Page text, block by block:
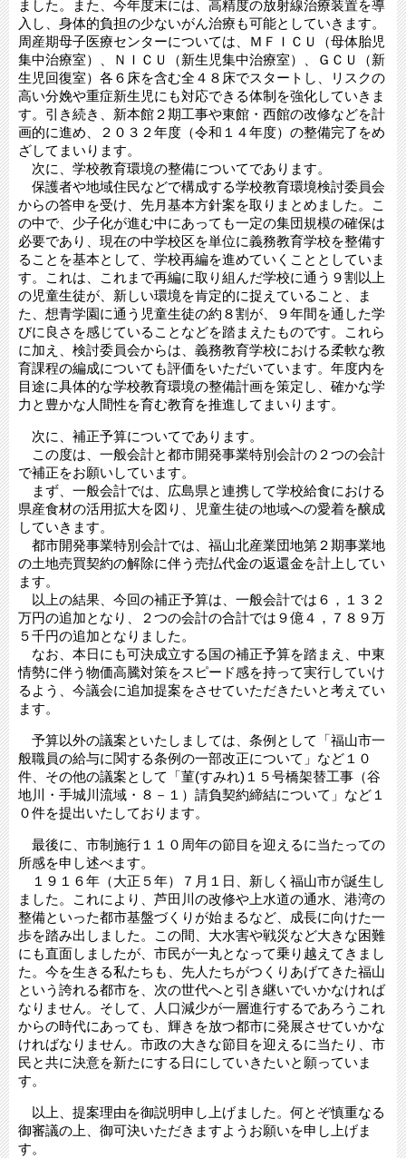
ました。また、今年度末には、高精度の放射線治療装置を導
入し、身体的負担の少ないがん治療も可能としていきます。
周産期母子医療センターについては、ＭＦＩＣＵ（母体胎児
集中治療室）、ＮＩＣＵ（新生児集中治療室）、ＧＣＵ（新
生児回復室）各６床を含む全４８床でスタートし、リスクの
高い分娩や重症新生児にも対応できる体制を強化していきま
す。引き続き、新本館２期工事や東館・西館の改修などを計
画的に進め、２０３２年度（令和１４年度）の整備完了をめ
ざしてまいります。
次に、学校教育環境の整備についてであります。
保護者や地域住民などで構成する学校教育環境検討委員会
からの答申を受け、先月基本方針案を取りまとめました。こ
の中で、少子化が進む中にあっても一定の集団規模の確保は
必要であり、現在の中学校区を単位に義務教育学校を整備す
ることを基本として、学校再編を進めていくこととしていま
す。これは、これまで再編に取り組んだ学校に通う９割以上
の児童生徒が、新しい環境を肯定的に捉えていること、ま
た、想青学園に通う児童生徒の約８割が、９年間を通した学
びに良さを感じていることなどを踏まえたものです。これら
に加え、検討委員会からは、義務教育学校における柔軟な教
育課程の編成についても評価をいただいています。年度内を
目途に具体的な学校教育環境の整備計画を策定し、確かな学
力と豊かな人間性を育む教育を推進してまいります。
次に、補正予算についてであります。
この度は、一般会計と都市開発事業特別会計の２つの会計
で補正をお願いしています。
まず、一般会計では、広島県と連携して学校給食における
県産食材の活用拡大を図り、児童生徒の地域への愛着を醸成
していきます。
都市開発事業特別会計では、福山北産業団地第２期事業地
の土地売買契約の解除に伴う売払代金の返還金を計上してい
ます。
以上の結果、今回の補正予算は、一般会計では６，１３２
万円の追加となり、２つの会計の合計では９億４，７８９万
５千円の追加となりました。
なお、本日にも可決成立する国の補正予算を踏まえ、中東
情勢に伴う物価高騰対策をスピード感を持って実行していけ
るよう、今議会に追加提案をさせていただきたいと考えてい
ます。
予算以外の議案といたしましては、条例として「福山市一
般職員の給与に関する条例の一部改正について」など１０
件、その他の議案として「菫(すみれ)１５号橋架替工事（谷
地川・手城川流域・８－１）請負契約締結について」など１
０件を提出いたしております。
最後に、市制施行１１０周年の節目を迎えるに当たっての
所感を申し述べます。
１９１６年（大正５年）７月１日、新しく福山市が誕生し
ました。これにより、芦田川の改修や上水道の通水、港湾の
整備といった都市基盤づくりが始まるなど、成長に向けた一
歩を踏み出しました。この間、大水害や戦災など大きな困難
にも直面しましたが、市民が一丸となって乗り越えてきまし
た。今を生きる私たちも、先人たちがつくりあげてきた福山
という誇れる都市を、次の世代へと引き継いでいかなければ
なりません。そして、人口減少が一層進行するであろうこれ
からの時代にあっても、輝きを放つ都市に発展させていかな
ければなりません。市政の大きな節目を迎えるに当たり、市
民と共に決意を新たにする日にしていきたいと願っていま
す。
以上、提案理由を御説明申し上げました。何とぞ慎重なる
御審議の上、御可決いただきますようお願いを申し上げま
す。